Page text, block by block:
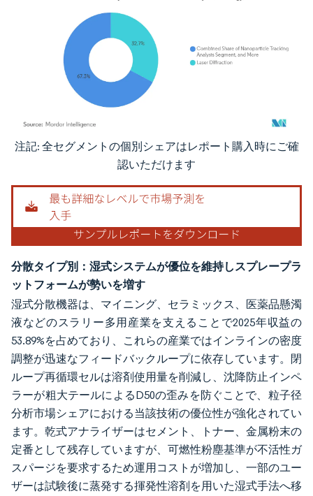
画像 © Mordor Intelligence。再利用にはCC BY 4.0の表示が必要です。
注記: 全セグメントの個別シェアはレポート購入時にご確
認いただけます
分散タイプ別：湿式システムが優位を維持しスプレープラ
ットフォームが勢いを増す
湿式分散機器は、マイニング、セラミックス、医薬品懸濁
液などのスラリー多用産業を支えることで2025年収益の
53.89%を占めており、これらの産業ではインラインの密度
調整が迅速なフィードバックループに依存しています。閉
ループ再循環セルは溶剤使用量を削減し、沈降防止インペ
ラーが粗大テールによるD50の歪みを防ぐことで、粒子径
分析市場シェアにおける当該技術の優位性が強化されてい
ます。乾式アナライザーはセメント、トナー、金属粉末の
定番として残存していますが、可燃性粉塵基準が不活性ガ
スパージを要求するため運用コストが増加し、一部のユー
ザーは試験後に蒸発する揮発性溶剤を用いた湿式手法へ移